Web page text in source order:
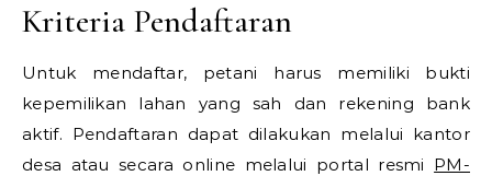
Kriteria Pendaftaran
Untuk mendaftar, petani harus memiliki bukti
kepemilikan lahan yang sah dan rekening bank
aktif. Pendaftaran dapat dilakukan melalui kantor
desa atau secara online melalui portal resmi PM-